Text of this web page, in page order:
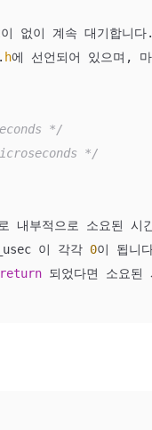
없이 계속 대기합니
. h에 선언되어 있으며,
*/
*/
내부적으로 소요된
이 각각 0이 됩니
return 되었다면 소요된